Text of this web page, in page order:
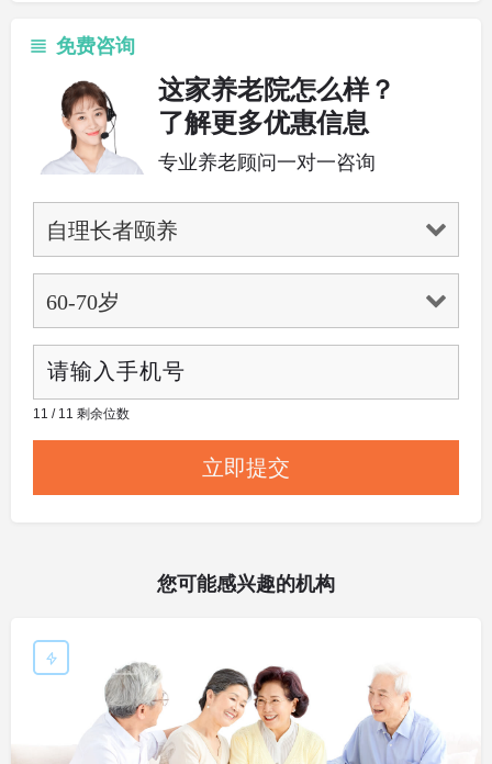
免费咨询
这家养老院怎么样？
了解更多优惠信息
专业养老顾问一对一咨询
11 / 11 剩余位数
您可能感兴趣的机构